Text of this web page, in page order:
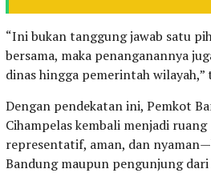
“Ini bukan tanggung jawab satu
bersama, maka penanganannya
dinas hingga pemerintah
Dengan pendekatan ini, Pemkot
Cihampelas kembali menjadi
representatif, aman, dan
Bandung maupun pengunjung